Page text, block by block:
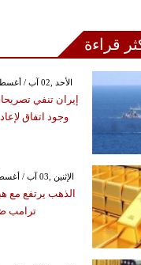
قراءة
GMT 13:55 2026 الأحد ,02 آب / أغسطس
إيران تنفي
وجود اتفاق
GMT 08:36 2026 الإثنين ,03 آب / أغسطس
الذهب يرتفع مع
ترامب